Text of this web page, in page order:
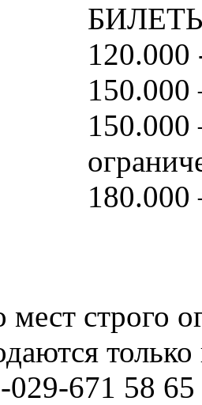
БИЛЕТЫ
120.000
150.000
150.000
180.000
мест строго
029-671 58